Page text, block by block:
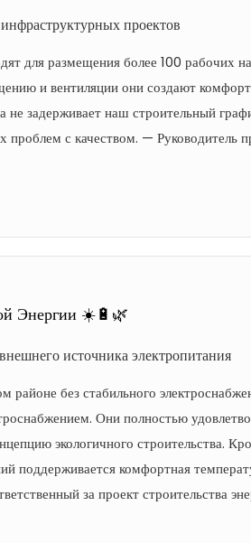
проектов
для размещения более 100 рабочих
и вентиляции они создают
не задерживает наш строительный
проблем с качеством. — Руководитель
Энергии ☀️🔋🌿
источника электропитания
без стабильного
Они полностью
экологичного строительства.
поддерживается комфортная
за проект строительства